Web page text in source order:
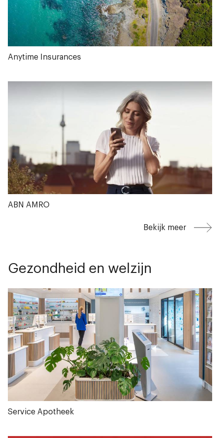
Anytime Insurances
ABN AMRO
Bekijk meer
Gezondheid en welzijn
Service Apotheek